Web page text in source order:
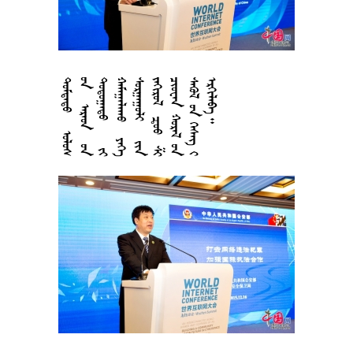




































































































 